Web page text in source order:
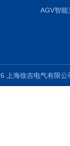
AGV智能
上海徐吉电气有